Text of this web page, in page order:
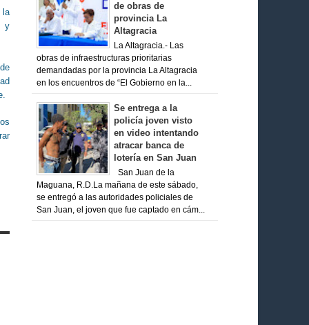
la
y
de obras de
provincia La
Altagracia
La Altagracia.- Las
obras de infraestructuras prioritarias
demandadas por la provincia La Altagracia
en los encuentros de “El Gobierno en la...
Se entrega a la
policía joven visto
en video intentando
atracar banca de
lotería en San Juan
San Juan de la
Maguana, R.D.La mañana de este sábado,
se entregó a las autoridades policiales de
San Juan, el joven que fue captado en cám...